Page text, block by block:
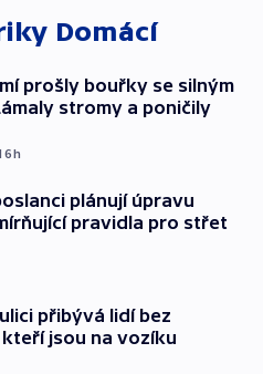
Domácí
prošly bouřky se silným
stromy a poničily
6h
plánují úpravu
pravidla pro střet
přibývá lidí bez
jsou na vozíku